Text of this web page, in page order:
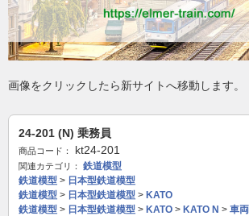
画像をクリックしたら新サイトへ移動します。
24-201 (N) 乗務員
商品コード： kt24-201
関連カテゴリ：
鉄道模型
鉄道模型 > 日本型鉄道模型
鉄道模型 > 日本型鉄道模型 > KATO
鉄道模型 > 日本型鉄道模型 > KATO > KATO N > 車